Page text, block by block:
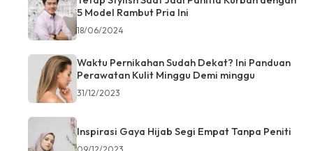
5 Model Rambut Pria Ini
18/06/2024
Waktu Pernikahan Sudah Dekat? Ini Panduan
Perawatan Kulit Minggu Demi minggu
31/12/2023
Inspirasi Gaya Hijab Segi Empat Tanpa Peniti